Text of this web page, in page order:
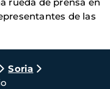
de las
Soria